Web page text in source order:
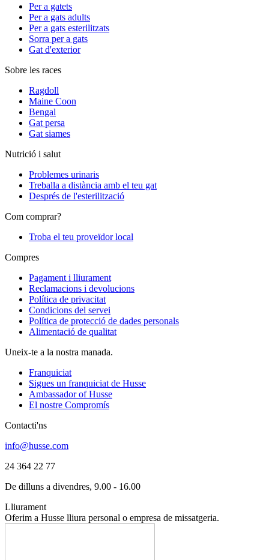
Per a gatets
Per a gats adults
Per a gats esterilitzats
Sorra per a gats
Gat d'exterior
Sobre les races
Ragdoll
Maine Coon
Bengal
Gat persa
Gat siames
Nutrició i salut
Problemes urinaris
Treballa a distància amb el teu gat
Després de l'esterilització
Com comprar?
Troba el teu proveïdor local
Compres
Pagament i lliurament
Reclamacions i devolucions
Política de privacitat
Condicions del servei
Política de protecció de dades personals
Alimentació de qualitat
Uneix-te a la nostra manada.
Franquiciat
Sigues un franquiciat de Husse
Ambassador of Husse
El nostre Compromís
Contacti'ns
info@husse.com
24 364 22 77
De dilluns a divendres, 9.00 - 16.00
Lliurament
Oferim a Husse lliura personal o empresa de missatgeria.